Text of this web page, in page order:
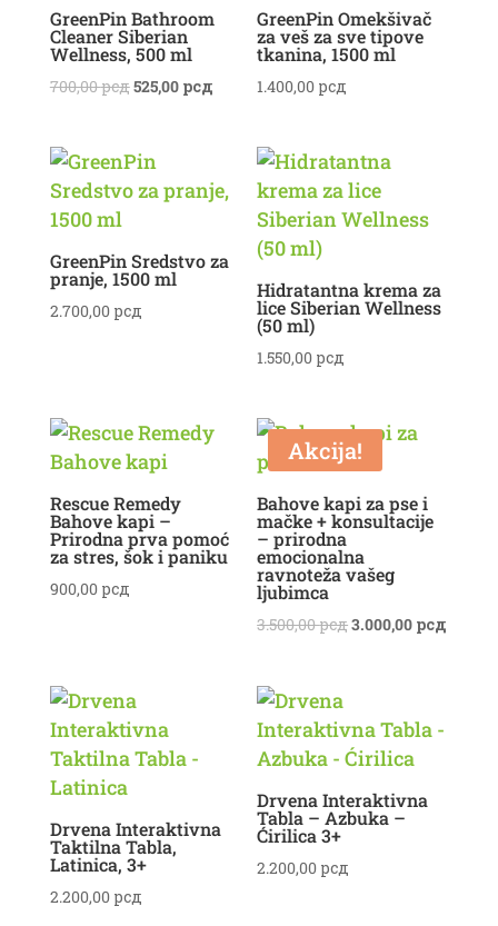
GreenPin Bathroom
Cleaner Siberian
Wellness, 500 ml
700,00рсдOriginalna
bila:
700,00 рсд.
525,00 рсдTrenutna
525,00 рсд.
GreenPin Omekšivač
za veš za sve tipove
tkanina, 1500 ml
1.400,00 рсд
GreenPin Sredstvo za
pranje, 1500 ml
2.700,00 рсд
Hidratantna krema za
lice Siberian Wellness
(50 ml)
1.550,00 рсд
Rescue Remedy
Bahove kapi –
Prirodna prva pomoć
za stres, šok i paniku
900,00 рсд
Akcija!
Bahove kapi za pse i
mačke + konsultacije
– prirodna
emocionalna
ravnoteža vašeg
ljubimca
3.500,00рсдOriginalna
3.500,00 рсд.
3.000,00 рсд
Drvena Interaktivna
Taktilna Tabla,
Latinica, 3+
2.200,00 рсд
Drvena Interaktivna
Tabla – Azbuka –
Ćirilica 3+
2.200,00 рсд